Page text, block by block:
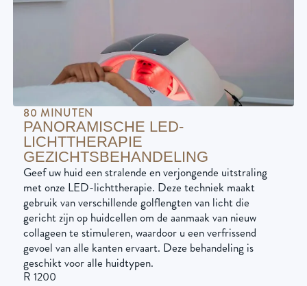
80 MINUTEN
PANORAMISCHE LED-
LICHTTHERAPIE
GEZICHTSBEHANDELING
Geef uw huid een stralende en verjongende uitstraling
met onze LED-lichttherapie. Deze techniek maakt
gebruik van verschillende golflengten van licht die
gericht zijn op huidcellen om de aanmaak van nieuw
collageen te stimuleren, waardoor u een verfrissend
gevoel van alle kanten ervaart. Deze behandeling is
geschikt voor alle huidtypen.
R 1200